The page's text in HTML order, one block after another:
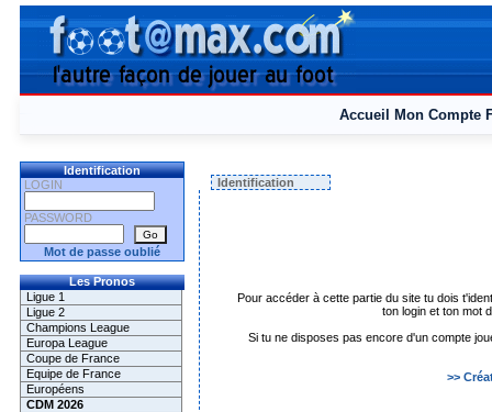
Accueil Mon Compte
Identification
LOGIN
PASSWORD
Mot de passe oublié
Les Pronos
Ligue 1
Ligue 2
Champions League
Europa League
Coupe de France
Equipe de France
Européens
CDM 2026
Identification
Pour accéder à cette partie du site tu dois
ton login et ton mot
Si tu ne disposes pas encore d'un compte
>>